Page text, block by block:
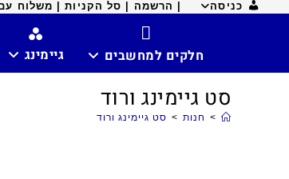
כניסה | הרשמה | סל הקניות | משלוח עם
חלקים למחשבים גיימינג
סט גיימינג ורוד
> חנות > סט גיימינג ורוד